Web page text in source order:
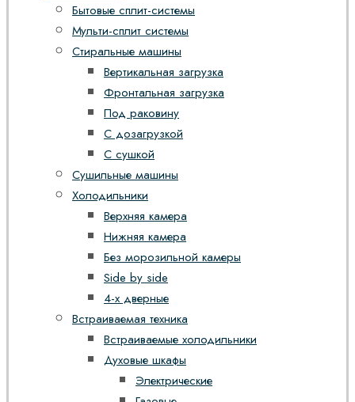
Бытовые сплит-системы
Мульти-сплит системы
Стиральные машины
Вертикальная загрузка
Фронтальная загрузка
Под раковину
С дозагрузкой
С сушкой
Сушильные машины
Холодильники
Верхняя камера
Нижняя камера
Без морозильной камеры
Side by side
4-х дверные
Встраиваемая техника
Встраиваемые холодильники
Духовые шкафы
Электрические